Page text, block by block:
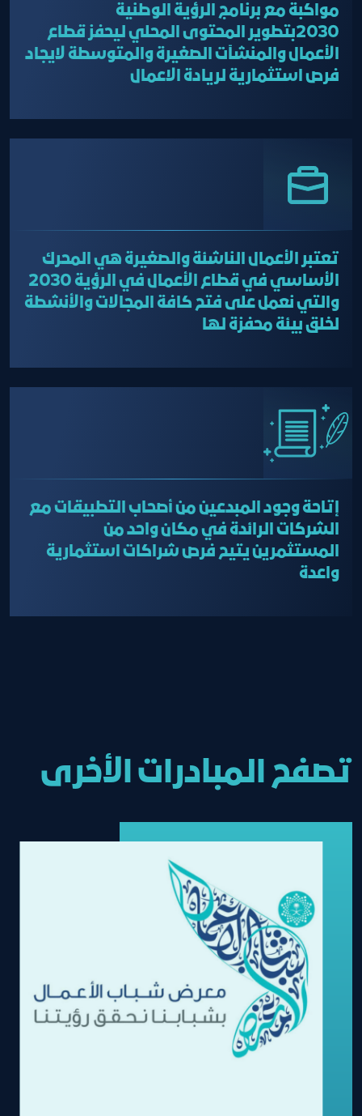
مواكبة مع برنامج الرؤية الوطنية
2030بتطوير المحتوى المحلي ليحفز قطاع
الأعمال والمنشآت الصغيرة والمتوسطة لايجاد
فرص استثمارية لريادة الاعمال
تعتبر الأعمال الناشئة والصغيرة هي المحرك
الأساسي في قطاع الأعمال في الرؤية 2030
والتي نعمل على فتح كافة المجالات والأنشطة
لخلق بيئة محفزة لها
إتاحة وجود المبدعين من أصحاب التطبيقات مع
الشركات الرائدة في مكان واحد من
المستثمرين يتيح فرص شراكات استثمارية
واعدة
تصفح المبادرات الأخرى